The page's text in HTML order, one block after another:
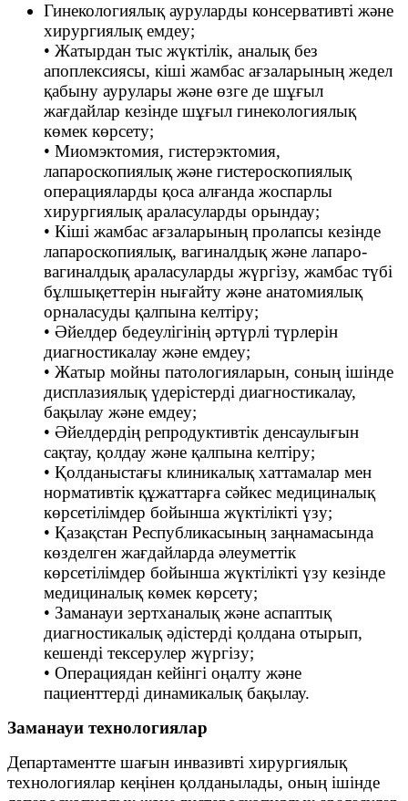
Гинекологиялық ауруларды консервативті және
хирургиялық емдеу;
• Жатырдан тыс жүктілік, аналық без
апоплексиясы, кіші жамбас ағзаларының жедел
қабыну аурулары және өзге де шұғыл
жағдайлар кезінде шұғыл гинекологиялық
көмек көрсету;
• Миомэктомия, гистерэктомия,
лапароскопиялық және гистероскопиялық
операцияларды қоса алғанда жоспарлы
хирургиялық араласуларды орындау;
• Кіші жамбас ағзаларының пролапсы кезінде
лапароскопиялық, вагиналдық және лапаро-
вагиналдық араласуларды жүргізу, жамбас түбі
бұлшықеттерін нығайту және анатомиялық
орналасуды қалпына келтіру;
• Әйелдер бедеулігінің әртүрлі түрлерін
диагностикалау және емдеу;
• Жатыр мойны патологияларын, соның ішінде
дисплазиялық үдерістерді диагностикалау,
бақылау және емдеу;
• Әйелдердің репродуктивтік денсаулығын
сақтау, қолдау және қалпына келтіру;
• Қолданыстағы клиникалық хаттамалар мен
нормативтік құжаттарға сәйкес медициналық
көрсетілімдер бойынша жүктілікті үзу;
• Қазақстан Республикасының заңнамасында
көзделген жағдайларда әлеуметтік
көрсетілімдер бойынша жүктілікті үзу кезінде
медициналық көмек көрсету;
• Заманауи зертханалық және аспаптық
диагностикалық әдістерді қолдана отырып,
кешенді тексерулер жүргізу;
• Операциядан кейінгі оңалту және
пациенттерді динамикалық бақылау.
Заманауи технологиялар
Департаментте шағын инвазивті хирургиялық
технологиялар кеңінен қолданылады, оның ішінде